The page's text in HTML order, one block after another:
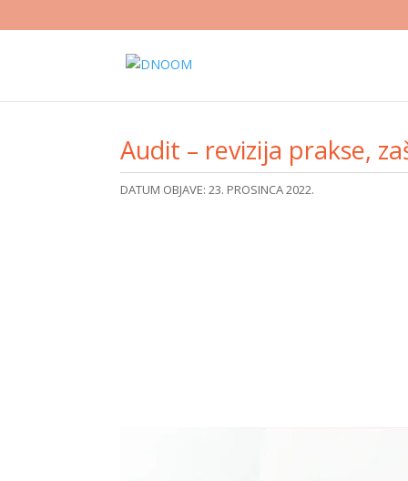
Audit – revizija prakse,
DATUM OBJAVE: 23. PROSINCA 2022.